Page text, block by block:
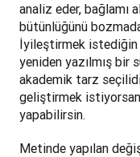
analiz eder, bağlamı
bütünlüğünü
İyileştirmek istediğin
yeniden yazılmış bir
akademik tarz
geliştirmek
yapabilirsin.
Metinde yapılan